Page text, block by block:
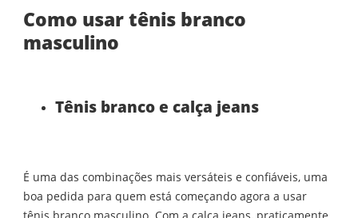
Como usar tênis branco
masculino
Tênis branco e calça jeans
É uma das combinações mais versáteis e confiáveis, uma
boa pedida para quem está começando agora a usar